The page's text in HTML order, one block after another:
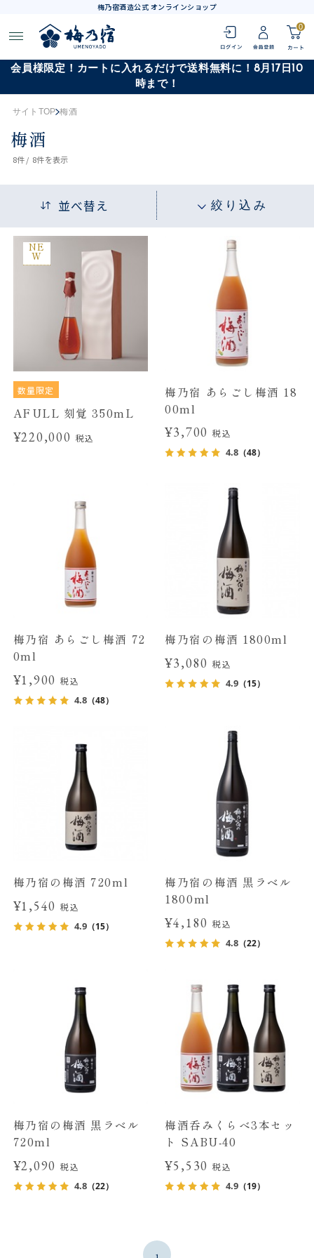
梅乃宿酒造公式 オンラインショップ
0
会員様限定！カートに入れるだけで送料無料に！8月17日10
時まで！
サイトTOP 梅酒
梅酒
8件 / 8件を表示
並べ替え 絞り込み
NE
W
数量限定
AFULL 刻覚 350mL
¥220,000 税込
梅乃宿 あらごし梅酒 18
00ml
¥3,700 税込
4.8 （48）
梅乃宿 あらごし梅酒 72
0ml
¥1,900税込
4.8（48）
梅乃宿の梅酒 1800ml
¥3,080 税込
4.9 （15）
梅乃宿の梅酒 720ml
¥1,540税込
4.9（15）
梅乃宿の梅酒 黒ラベル
1800ml
¥4,180 税込
4.8 （22）
梅乃宿の梅酒 黒ラベル
720ml
¥2,090税込
4.8（22）
梅酒呑みくらべ3本セッ
ト SABU-40
¥5,530 税込
4.9 （19）